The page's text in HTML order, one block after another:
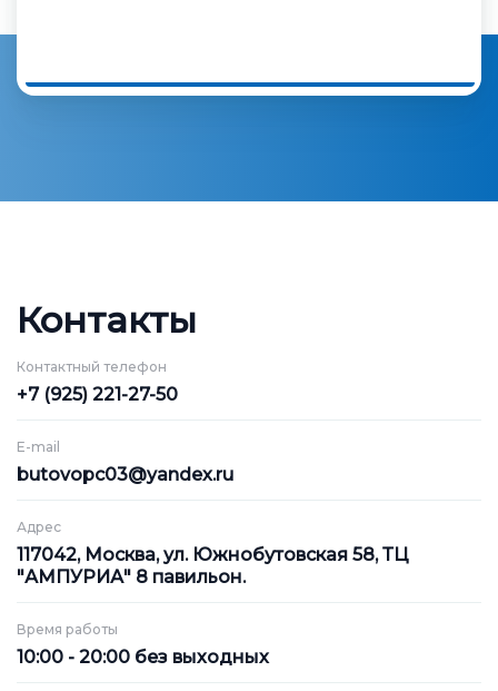
Контакты
Контактный телефон
+7 (925) 221-27-50
E-mail
butovopc03@yandex.ru
Адрес
117042, Москва, ул. Южнобутовская 58, ТЦ
"АМПУРИА" 8 павильон.
Время работы
10:00 - 20:00 без выходных